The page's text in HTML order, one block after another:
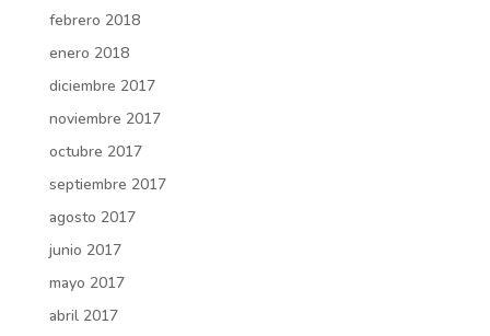
febrero 2018
enero 2018
diciembre 2017
noviembre 2017
octubre 2017
septiembre 2017
agosto 2017
junio 2017
mayo 2017
abril 2017